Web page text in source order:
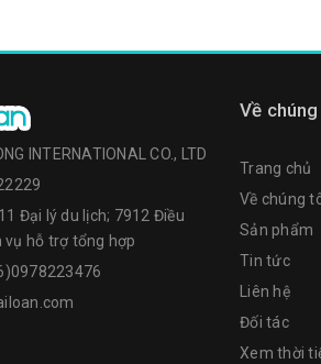
INTERNATIONAL CO., LTD
Đại lý du lịch; 7912 Điều
vụ hỗ trợ tổng hợp
Về
Trang chủ
Về chúng
Sản phẩm
Tin tức
Liên hệ
Đối tác
Xem thời